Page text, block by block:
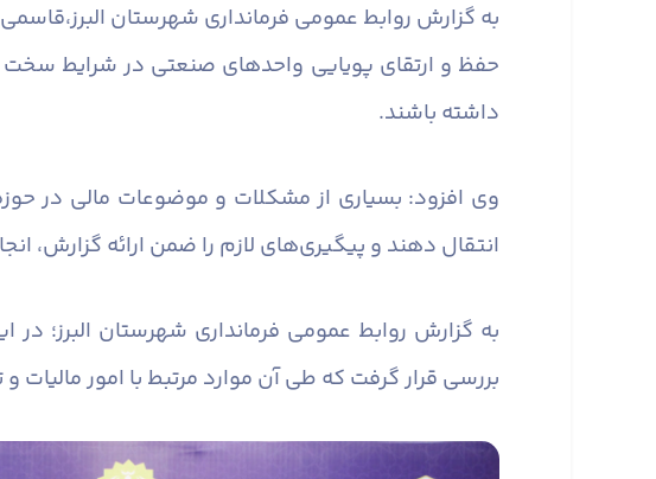
به گزارش روابط عمومی فرمانداری شهرستان البرز،قاسمی
حفظ و ارتقای پویایی واحدهای صنعتی در شرایط
داشته باشند.
وی افزود: بسیاری از مشکلات و موضوعات مالی در
انتقال دهند و پیگیری‌های لازم را ضمن ارائه گزارش،
به گزارش روابط عمومی فرمانداری شهرستان
بررسی قرار گرفت که طی آن موارد مرتبط با امور